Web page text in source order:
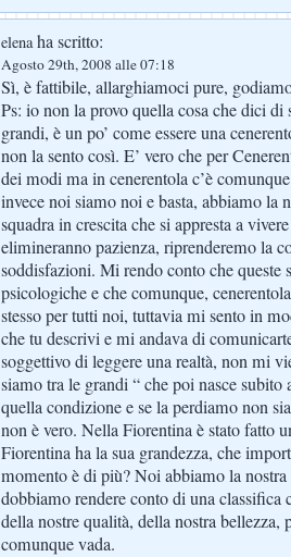
elenaha scritto:
Agosto 29th, 2008 alle 07:18
Sì, è fattibile, allarghiamoci pure,
Ps: io non la provo quella cosa che dici
grandi, è un po’ come essere una
non la sento così. E’ vero che per
dei modi ma in cenerentola c’è
invece noi siamo noi e basta, abbiamo la
squadra in crescita che si appresta a
elimineranno pazienza, riprenderemo la
soddisfazioni. Mi rendo conto che queste
psicologiche e che comunque,
stesso per tutti noi, tuttavia mi sento in
che tu descrivi e mi andava di
soggettivo di leggere una realtà, non mi
siamo tra le grandi “ che poi nasce subito
quella condizione e se la perdiamo non
non è vero. Nella Fiorentina è stato fatto
Fiorentina ha la sua grandezza, che
momento è di più? Noi abbiamo la nostra
dobbiamo rendere conto di una classifica
della nostre qualità, della nostra bellezza,
comunque vada.